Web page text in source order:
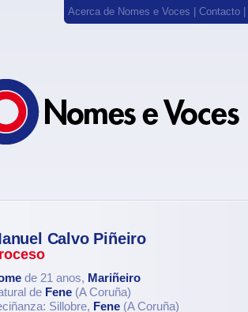
Acerca de Nomes e Voces Contacto
Calvo Piñeiro
de 21 anos, Mariñeiro
de Fene (A Coruña)
Sillobre, Fene (A Coruña)